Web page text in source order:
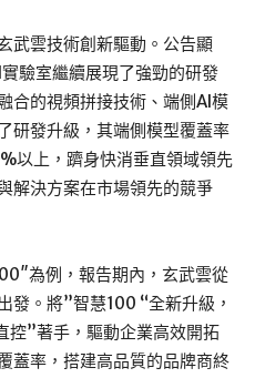
武雲技術創新驅動。公告顯
驗室繼續展現了強勁的研發
合的視頻拼接技術、端側AI模
研發升級，其端側模型覆蓋率
以上，躋身快消垂直領域領先
解決方案在市場領先的競爭
為例，報告期內，玄武雲從
發。將”智慧100 “全新升級，
控”著手，驅動企業高效開拓
蓋率，搭建高品質的品牌商終